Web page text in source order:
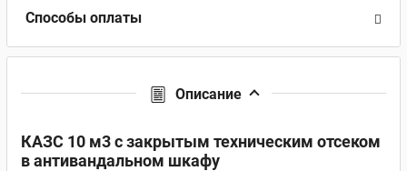
Способы оплаты
Описание
КАЗС 10 м3 с закрытым техническим отсеком
в антивандальном шкафу